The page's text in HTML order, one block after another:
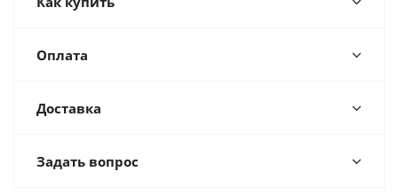
Оплата
Доставка
Задать вопрос